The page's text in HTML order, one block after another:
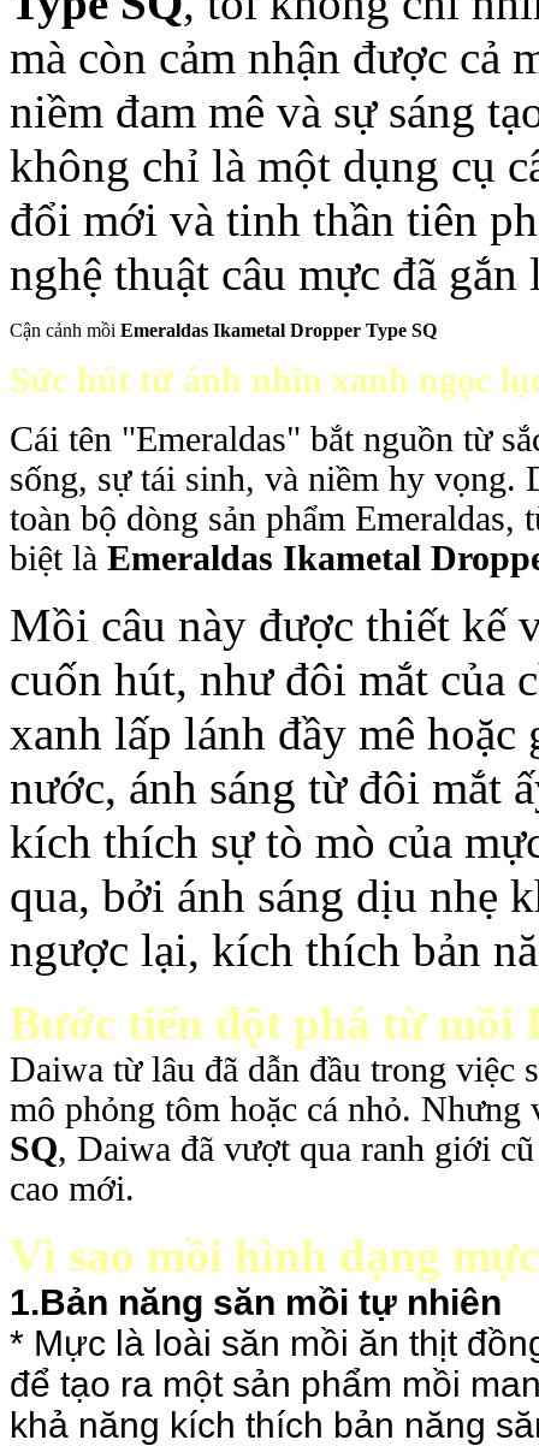
mà còn cảm nhận được cả
niềm đam mê và sự sáng
không chỉ là một dụng cụ
đổi mới và tinh thần tiên
nghệ thuật câu mực đã
Cận cảnh mồi Emeraldas Ikametal Dropper Type SQ
Sức hút từ ánh nhìn xanh ngọc
Cái tên "Emeraldas" bắt nguồn từ
sống, sự tái sinh, và niềm hy vọng.
toàn bộ dòng sản phẩm
biệt là Emeraldas Ikametal
Mồi câu này được thiết kế
cuốn hút, như đôi mắt của
xanh lấp lánh đầy mê
nước, ánh sáng từ đôi mắt
kích thích sự tò mò của
qua, bởi ánh sáng dịu nhẹ
ngược lại, kích thích bản
Bước tiến đột phá từ mồi
Daiwa từ lâu đã dẫn đầu trong việc
mô phỏng tôm hoặc cá nhỏ.
SQ, Daiwa đã vượt qua ranh giới
cao mới.
Vì sao mồi hình dạng
1.Bản năng săn mồi tự nhiên
* Mực là loài săn mồi ăn thịt
để tạo ra một sản phẩm mồi
khả năng kích thích bản năng